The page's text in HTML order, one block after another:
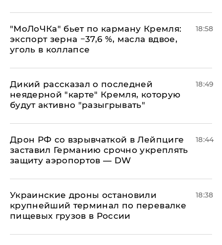
​"МоЛоЧКа" бьет по карману Кремля:
экспорт зерна −37,6 %, масла вдвое,
уголь в коллапсе
18:58
Дикий рассказал о последней
неядерной "карте" Кремля, которую
будут активно "разыгрывать"
18:49
​Дрон РФ со взрывчаткой в Лейпциге
заставил Германию срочно укреплять
защиту аэропортов — DW
18:44
Украинские дроны остановили
крупнейший терминал по перевалке
пищевых грузов в России
18:38